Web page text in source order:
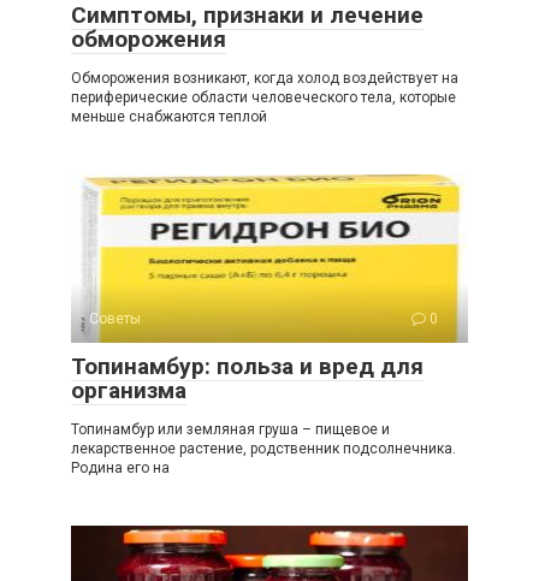
Симптомы, признаки и лечение
обморожения
Обморожения возникают, когда холод воздействует на
периферические области человеческого тела, которые
меньше снабжаются теплой
Советы 0
Топинамбур: польза и вред для
организма
Топинамбур или земляная груша – пищевое и
лекарственное растение, родственник подсолнечника.
Родина его на